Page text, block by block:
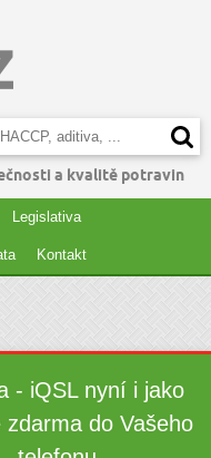
a kvalitě potravin
Legislativa
Kontakt
- iQSL nyní i jako
zdarma do Vašeho